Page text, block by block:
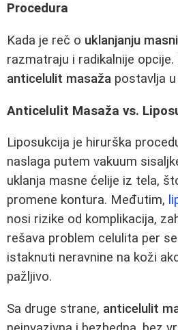
Procedura
Kada je reč o uklanjanju
razmatraju i radikalnije opcije.
anticelulit masaža postavlja
Anticelulit Masaža vs.
Liposukcija je hirurška
naslaga putem vakuum
uklanja masne ćelije iz tela,
promene kontura. Međutim,
nosi rizike od komplikacija,
rešava problem celulita per
istaknuti neravnine na koži
pažljivo.
Sa druge strane, anticelulit